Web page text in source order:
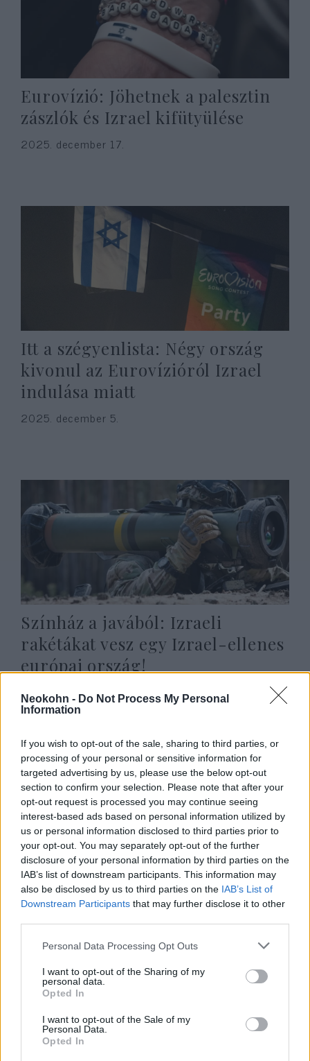
Neokohn - Do Not Process My Personal
Information
If you wish to opt-out of the sale, sharing to third parties, or
processing of your personal or sensitive information for
targeted advertising by us, please use the below opt-out
section to confirm your selection. Please note that after your
opt-out request is processed you may continue seeing
interest-based ads based on personal information utilized by
us or personal information disclosed to third parties prior to
your opt-out. You may separately opt-out of the further
disclosure of your personal information by third parties on the
IAB’s list of downstream participants. This information may
also be disclosed by us to third parties on the IAB’s List of
Downstream Participants that may further disclose it to other
Please note that this website/app uses one or more Google
not limited to your visit or usage behaviour. You may click to
grant or deny consent to Google and its third-party tags to
use your data for below specified purposes in below Google
consent section.
Personal Data Processing Opt Outs
I want to opt-out of the Sharing of my
personal data.
Opted In
I want to opt-out of the Sale of my
Personal Data.
Opted In
Eurovízió: Jöhetnek a palesztin
zászlók és Izrael kifütyülése
2025. december 17.
Itt a szégyenlista: Négy ország
kivonul az Eurovízióról Izrael
indulása miatt
2025. december 5.
Színház a javából: Izraeli
rakétákat vesz egy Izrael-ellenes
európai ország!
2025. szeptember 20.
Felháborító „ultimátumot” kapott
miatt
2025. szeptember 16.